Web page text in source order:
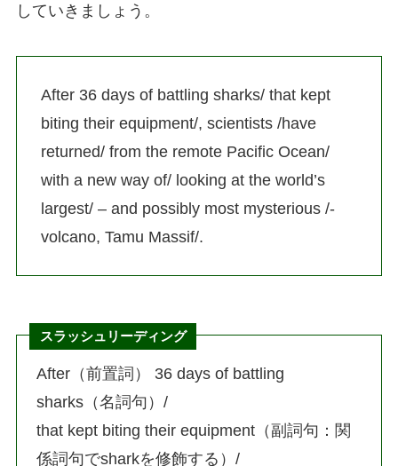
していきましょう。
After 36 days of battling sharks/ that kept
biting their equipment/, scientists /have
returned/ from the remote Pacific Ocean/
with a new way of/ looking at the world’s
largest/ – and possibly most mysterious /-
volcano, Tamu Massif/.
スラッシュリーディング
After（前置詞） 36 days of battling
sharks（名詞句）/
that kept biting their equipment（副詞句：関
係詞句でsharkを修飾する）/